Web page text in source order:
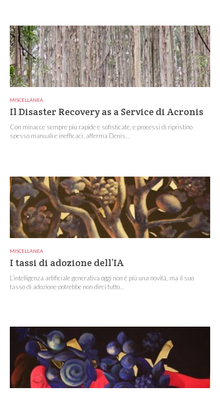
MISCELLANEA
Il Disaster Recovery as a Service di Acronis
Con minacce sempre più rapide e sofisticate, e processi di ripristino
spesso manuali e inefficaci, afferma Denis...
MISCELLANEA
I tassi di adozione dell’IA
L’intelligenza artificiale generativa oggi non è più una novità, ma il suo
tasso di adozione potrebbe non dirci tutto...